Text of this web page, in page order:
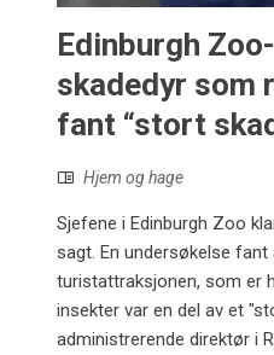
Edinburgh
skadedyr som
fant “stort
Hjem og hage
Sjefene i Edinburgh Zoo
sagt. En undersøkelse
turistattraksjonen, som er
insekter var en del av et
administrerende direktør i